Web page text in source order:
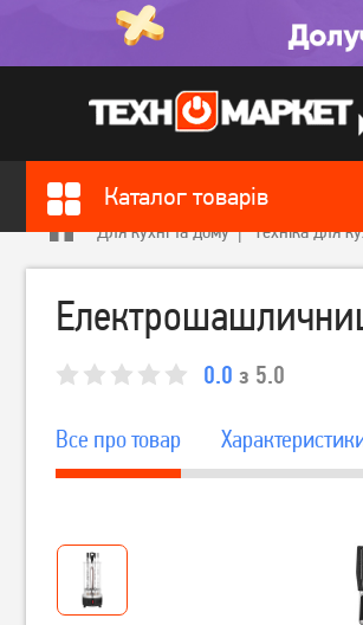
Каталог товарів
Для кухні та дому Техніка для
0.0 з 5.0
Все про товар